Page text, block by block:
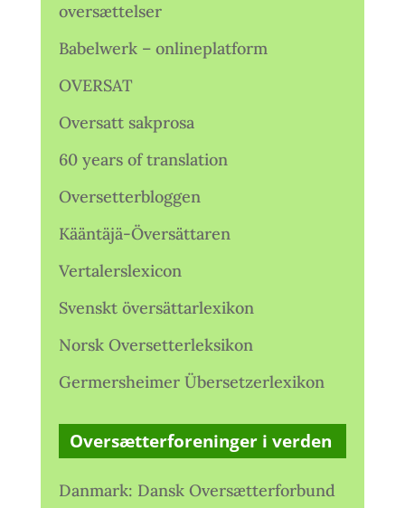
oversættelser
Babelwerk – onlineplatform
OVERSAT
Oversatt sakprosa
60 years of translation
Oversetterbloggen
Kääntäjä-Översättaren
Vertalerslexicon
Svenskt översättarlexikon
Norsk Oversetterleksikon
Germersheimer Übersetzerlexikon
Oversætterforeninger i verden
Danmark: Dansk Oversætterforbund